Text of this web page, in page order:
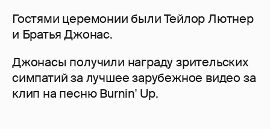
Гостями церемонии были Тейлор Лютнер
и Братья Джонас.
Джонасы получили награду зрительских
симпатий за лучшее зарубежное видео за
клип на песню Burnin' Up.